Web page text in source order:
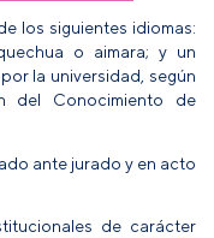
los siguientes idiomas:
o aimara; y un
la universidad, según
del Conocimiento de
ante jurado y en acto
de carácter